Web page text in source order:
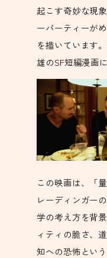
起こす奇妙な現
ーパーティーが
を描いています
雄のSF短編漫画
この映画は、「
レーディンガー
学の考え方を背
ィティの脆さ、
知への恐怖とい